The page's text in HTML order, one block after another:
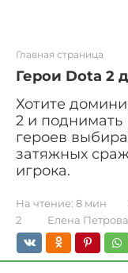
Главная страница
Герои Dota 2
Хотите
2 и поднимать
героев
затяжных
игрока.
На чтение: 8 мин
2
Елена Петрова